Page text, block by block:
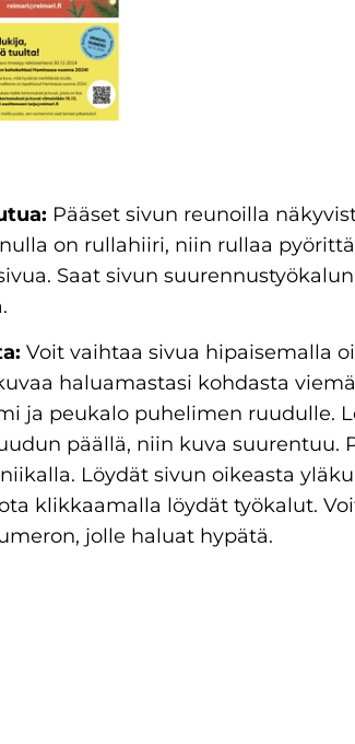
Pääset sivun reunoilla
on rullahiiri, niin rullaa
Saat sivun
Voit vaihtaa sivua hipaisemalla
haluamastasi kohdasta
ja peukalo puhelimen ruudulle.
päällä, niin kuva suurentuu.
Löydät sivun oikeasta
klikkaamalla löydät työkalut.
jolle haluat hypätä.